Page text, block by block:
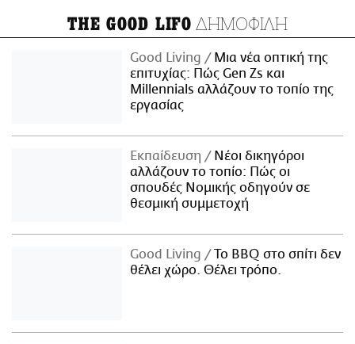
THE GOOD LIFO ΔΗΜΟΦΙΛΗ
Good Living
Μια νέα οπτική της
επιτυχίας: Πώς Gen Zs και
Millennials αλλάζουν το τοπίο της
εργασίας
Εκπαίδευση
Νέοι δικηγόροι
αλλάζουν το τοπίο: Πώς οι
σπουδές Νομικής οδηγούν σε
θεσμική συμμετοχή
Good Living
Το BBQ στο σπίτι δεν
θέλει χώρο. Θέλει τρόπο.